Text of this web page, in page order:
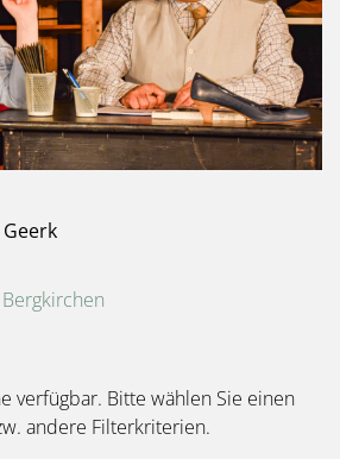
verfügbar. Bitte wählen Sie einen
andere Filterkriterien.